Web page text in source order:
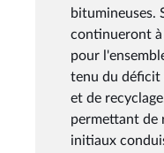
bitumineuses.
continueront
pour
tenu du déficit
et de
permettant de
initiaux